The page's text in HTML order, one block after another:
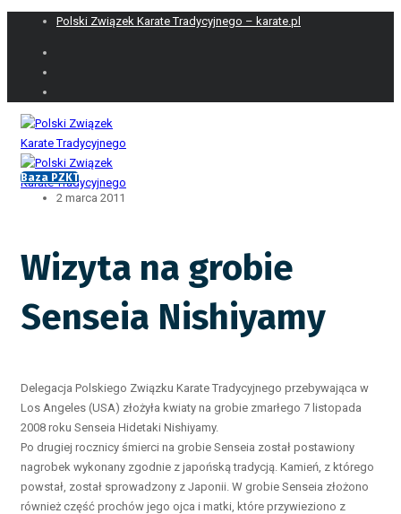
Polski Związek Karate Tradycyjnego – karate.pl
Baza PZKT
2 marca 2011
Wizyta na grobie
Senseia Nishiyamy
Delegacja Polskiego Związku Karate Tradycyjnego przebywająca w
Los Angeles (USA) złożyła kwiaty na grobie zmarłego 7 listopada
2008 roku Senseia Hidetaki Nishiyamy.
Po drugiej rocznicy śmierci na grobie Senseia został postawiony
nagrobek wykonany zgodnie z japońską tradycją. Kamień, z którego
powstał, został sprowadzony z Japonii. W grobie Senseia złożono
również część prochów jego ojca i matki, które przywieziono z